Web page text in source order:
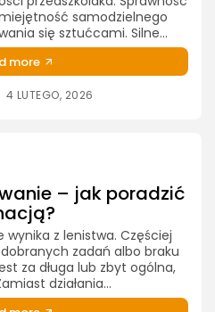
samodzielnego
się sztućcami. Silne...
more
4 LUTEGO, 2026
– jak poradzić
wynika z lenistwa. Częściej
zadań albo braku
za długa lub zbyt ogólna,
działania...